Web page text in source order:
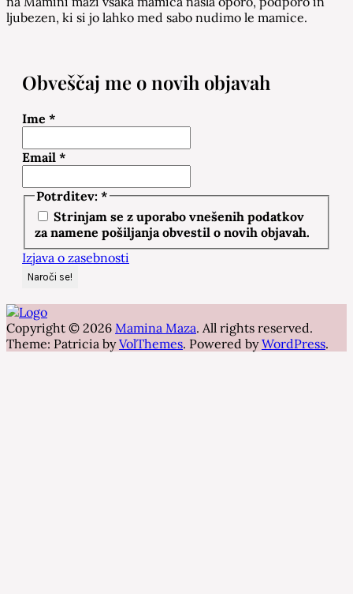
ljubezen, ki si jo lahko med sabo nudimo le mamice.
Obveščaj me o novih objavah
Ime *
Email *
Potrditev: *
Strinjam se z uporabo vnešenih podatkov
za namene pošiljanja obvestil o novih objavah.
Izjava o zasebnosti
Copyright © 2026 Mamina Maza. All rights reserved.
Theme: Patricia byVolThemes. Powered byWordPress.